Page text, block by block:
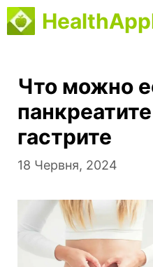
Перейти
до
Что можно
гастрите
18 Червня, 2024